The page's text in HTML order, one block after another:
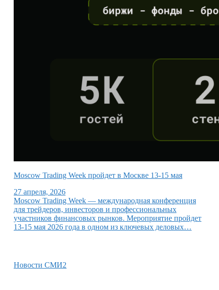
Moscow Trading Week пройдет в Москве 13-15 мая
27 апреля, 2026
Moscow Trading Week — международная конференция
для трейдеров, инвесторов и профессиональных
участников финансовых рынков. Мероприятие пройдет
13-15 мая 2026 года в одном из ключевых деловых…
Новости СМИ2